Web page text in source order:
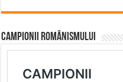
CAMPIONII ROMÂNISMULUI